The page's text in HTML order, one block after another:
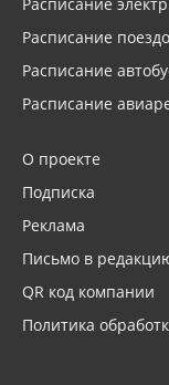
Расписание
Расписание
Расписание
О проекте
Подписка
Реклама
Письмо в
QR код компании
Политика